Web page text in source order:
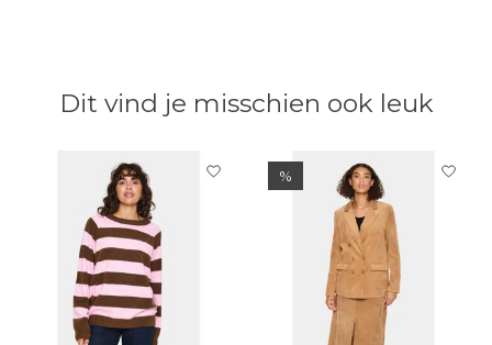
Dit vind je misschien ook leuk
Items van productcarrousel
%